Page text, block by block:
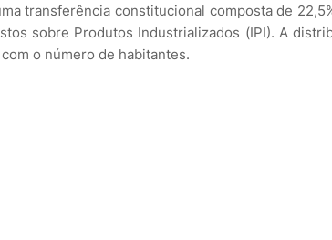
transferência constitucional composta de
sobre Produtos Industrializados (IPI). A
o número de habitantes.